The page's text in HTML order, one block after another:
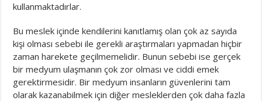
kullanmaktadırlar.
Bu meslek içinde kendilerini kanıtlamış olan çok az sayıda
kişi olması sebebi ile gerekli araştırmaları yapmadan hiçbir
zaman harekete geçilmemelidir. Bunun sebebi ise gerçek
bir medyum ulaşmanın çok zor olması ve ciddi emek
gerektirmesidir. Bir medyum insanların güvenlerini tam
olarak kazanabilmek için diğer mesleklerden çok daha fazla